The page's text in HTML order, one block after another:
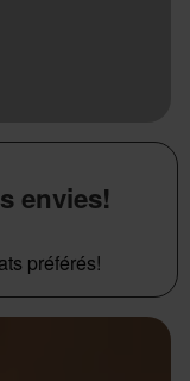
envies!
préférés!